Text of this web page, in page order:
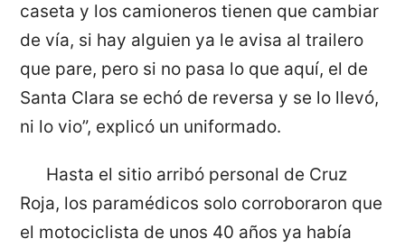
caseta y los camioneros tienen que cambiar
de vía, si hay alguien ya le avisa al trailero
que pare, pero si no pasa lo que aquí, el de
Santa Clara se echó de reversa y se lo llevó,
ni lo vio”, explicó un uniformado.
Hasta el sitio arribó personal de Cruz
Roja, los paramédicos solo corroboraron que
el motociclista de unos 40 años ya había